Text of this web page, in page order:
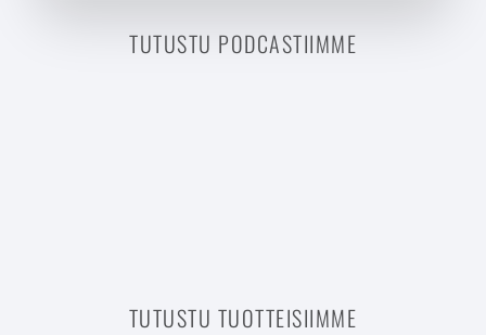
TUTUSTU PODCASTIIMME
TUTUSTU TUOTTEISIIMME